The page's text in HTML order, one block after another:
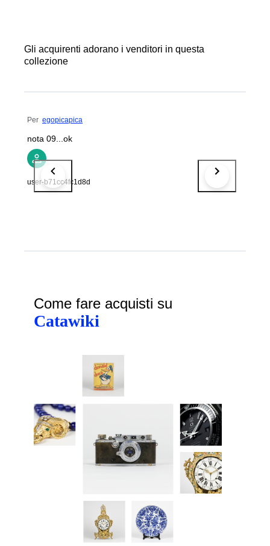
Gli acquirenti adorano i venditori in questa
collezione
Per egopicapica
nota 09...ok
user-b71cc4fc1d8d
Come fare acquisti su
Catawiki